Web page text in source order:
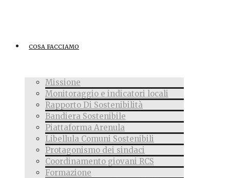
COSA FACCIAMO
Missione
Monitoraggio e indicatori locali
Rapporto Di Sostenibilità
Bandiera Sostenibile
Piattaforma Arenula
Libellula Comuni Sostenibili
Protagonismo dei sindaci
Coordinamento giovani RCS
Formazione